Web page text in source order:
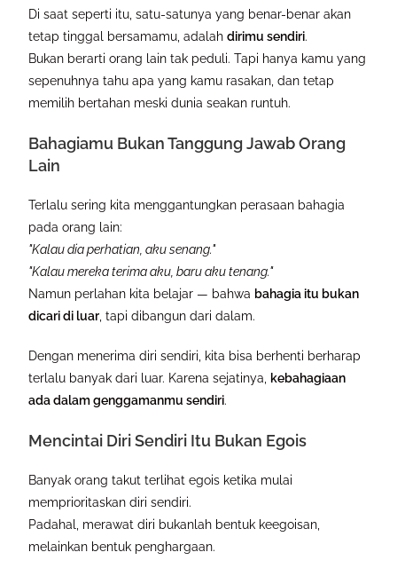
Di saat seperti itu, satu-satunya yang benar-benar akan
tetap tinggal bersamamu, adalahdirimu sendiri.
Bukan berarti orang lain tak peduli. Tapi hanya kamu yang
sepenuhnya tahu apa yang kamu rasakan, dan tetap
memilih bertahan meski dunia seakan runtuh.
Bahagiamu Bukan Tanggung Jawab Orang
Lain
Terlalu sering kita menggantungkan perasaan bahagia
pada orang lain:
"Kalau dia perhatian, aku senang."
"Kalau mereka terima aku, baru aku tenang."
Namun perlahan kita belajar — bahwa bahagia itu bukan
dicari di luar , tapi dibangun dari dalam.
Dengan menerima diri sendiri, kita bisa berhenti berharap
terlalu banyak dari luar. Karena sejatinya, kebahagiaan
ada dalam genggamanmu sendiri.
Mencintai Diri Sendiri Itu Bukan Egois
Banyak orang takut terlihat egois ketika mulai
memprioritaskan diri sendiri.
Padahal, merawat diri bukanlah bentuk keegoisan,
melainkan bentuk penghargaan.